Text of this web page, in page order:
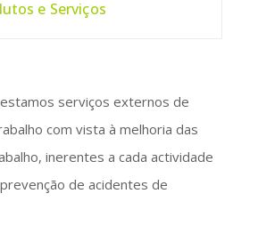
e Serviços
serviços externos de
com vista à melhoria das
inerentes a cada actividade
de acidentes de